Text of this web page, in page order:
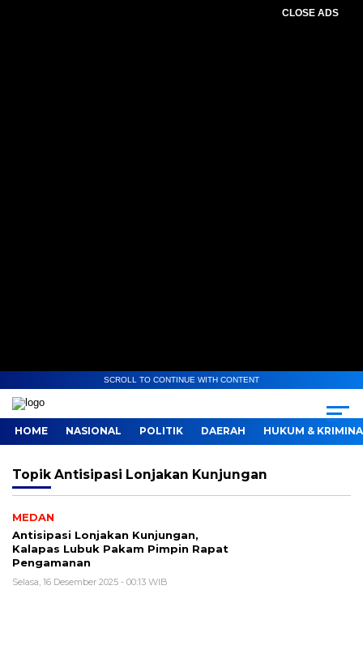
CLOSE ADS
SCROLL TO CONTINUE WITH CONTENT
HOME NASIONAL POLITIK DAERAH HUKUM &
Topik Antisipasi Lonjakan Kunjungan
MEDAN
Antisipasi Lonjakan Kunjungan,
Kalapas Lubuk Pakam Pimpin Rapat
Pengamanan
Selasa, 16 Desember 2025 - 00:13 WIB